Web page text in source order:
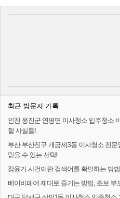
최근 방문자 기록
인천 옹진군 연평면 이사청소 입주청소
할 사실들!
부산 부산진구 개금제3동 이사청소 전
믿을 수 있는 선택!
장윤기 사건이란 검색어를 확인하는 방
베이비페어 제대로 즐기는 방법, 초보 부